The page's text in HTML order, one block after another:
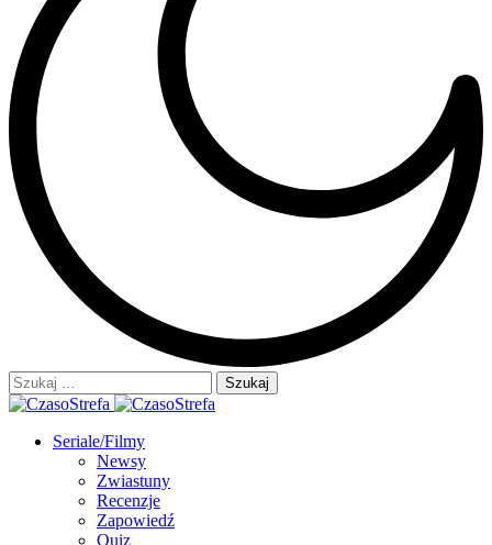
Szukaj:
Seriale/Filmy
Newsy
Zwiastuny
Recenzje
Zapowiedź
Quiz